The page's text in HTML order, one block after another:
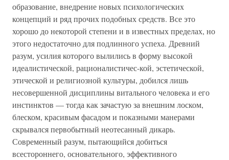
образование, внедрение новых психологических
концепций и ряд прочих подобных средств. Все это
хорошо до некоторой степени и в известных пределах, но
этого недостаточно для подлинного успеха. Древний
разум, усилия которого вылились в форму высокой
идеалистической, рационалистичес-кой, эстетической,
этической и религиозной культуры, добился лишь
несовершенной дисциплины витального человека и его
инстинктов — тогда как зачастую за внешним лоском,
блеском, красивым фасадом и показными манерами
скрывался первобытный неотесанный дикарь.
Современный разум, пытающийся добиться
всестороннего, основательного, эффективного